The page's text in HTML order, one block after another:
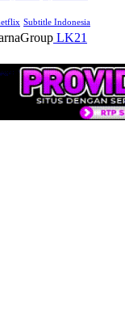
Subtitle Indonesia
LK21